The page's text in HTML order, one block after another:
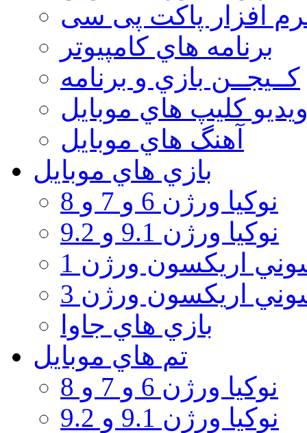
افزار پاکت پی سی
برنامه هاي كامپيوتر
كــيجــن بازي و برنامه
كليپ هاي موبايل
آهنگ هاي موبايل
بازي هاي موبايل
نوكيا ورژن 6 و 7 و 8
نوكيا ورژن 9.1 و 9.2
اريكسون ورژن 1
اريكسون ورژن 3
بازي هاي جاوا
تم هاي موبايل
نوكيا ورژن 6 و 7 و 8
نوكيا ورژن 9.1 و 9.2